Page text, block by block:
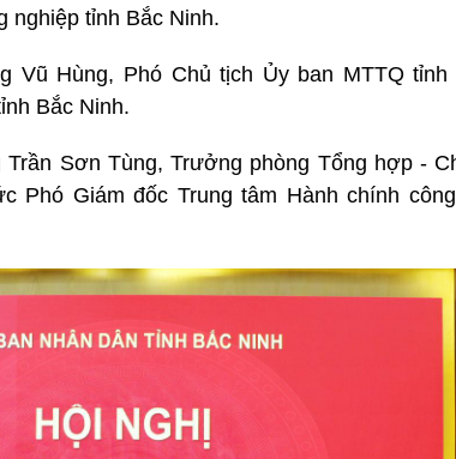
nghiệp tỉnh Bắc Ninh.
Vũ Hùng, Phó Chủ tịch Ủy ban MTTQ
Bắc Ninh.
Sơn Tùng, Trưởng phòng Tổng hợp -
Phó Giám đốc Trung tâm Hành chính